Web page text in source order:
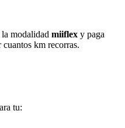
modalidad miiflex y paga
km recorras.
tu: